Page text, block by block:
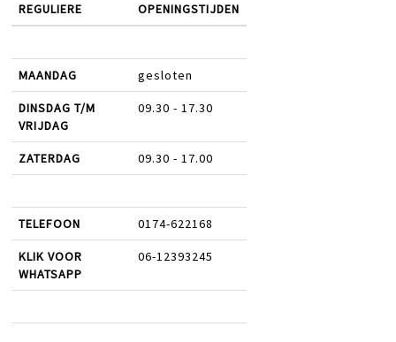
REGULIERE OPENINGSTIJDEN
MAANDAG gesloten
DINSDAG T/M
VRIJDAG
09.30 - 17.30
ZATERDAG 09.30 - 17.00
TELEFOON 0174-622168
KLIK VOOR
WHATSAPP
06-12393245